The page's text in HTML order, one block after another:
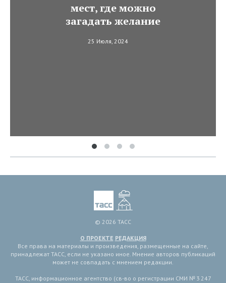
мест, где можно
загадать желание
25 Июля, 2024
© 2026 ТАСС
О ПРОЕКТЕ РЕДАКЦИЯ
Все права на материалы и произведения, размещенные на сайте,
принадлежат ТАСС, если не указано иное. Мнение авторов публикаций
может не совпадать с мнением редакции.
ТАСС, информационное агентство (св-во о регистрации СМИ № 3 247